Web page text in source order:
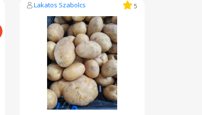
Lakatos Szabolcs 5